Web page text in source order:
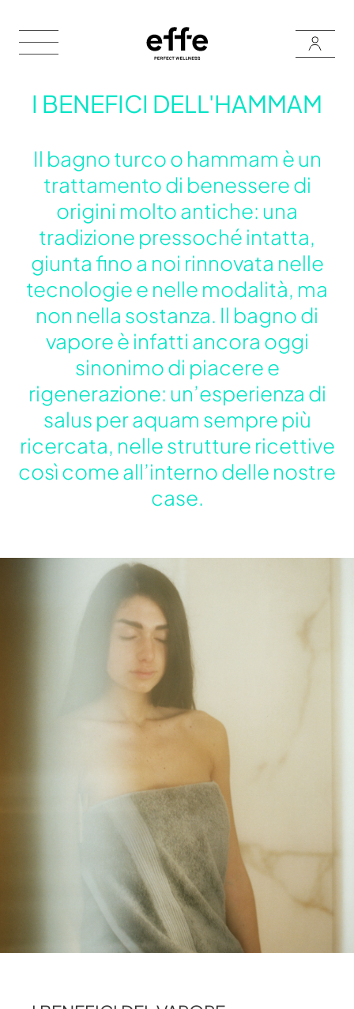
I BENEFICI DELL'HAMMAM
Il bagno turco o hammam è un
trattamento di benessere di
origini molto antiche: una
tradizione pressoché intatta,
giunta fino a noi rinnovata nelle
tecnologie e nelle modalità, ma
non nella sostanza. Il bagno di
vapore è infatti ancora oggi
sinonimo di piacere e
rigenerazione: un’esperienza di
salus per aquam sempre più
ricercata, nelle strutture ricettive
così come all’interno delle nostre
case.